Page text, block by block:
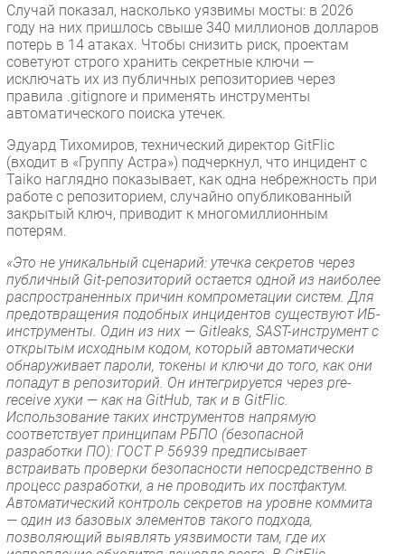
Случай показал, насколько уязвимы мосты: в 2026
году на них пришлось свыше 340 миллионов долларов
потерь в 14 атаках. Чтобы снизить риск, проектам
советуют строго хранить секретные ключи —
исключать их из публичных репозиториев через
правила .gitignore и применять инструменты
автоматического поиска утечек.
Эдуард Тихомиров, технический директор GitFlic
(входит в «Группу Астра») подчеркнул, что инцидент с
Taiko наглядно показывает, как одна небрежность при
работе с репозиторием, случайно опубликованный
закрытый ключ, приводит к многомиллионным
потерям.
«Это не уникальный сценарий: утечка секретов через
публичный Git-репозиторий остается одной из наиболее
распространенных причин компрометации систем. Для
предотвращения подобных инцидентов существуют ИБ-
инструменты. Один из них — Gitleaks, SAST-инструмент с
открытым исходным кодом, который автоматически
обнаруживает пароли, токены и ключи до того, как они
попадут в репозиторий. Он интегрируется через pre-
receive хуки — как на GitHub, так и в GitFlic.
Использование таких инструментов напрямую
соответствует принципам РБПО (безопасной
разработки ПО): ГОСТ Р 56939 предписывает
встраивать проверки безопасности непосредственно в
процесс разработки, а не проводить их постфактум.
Автоматический контроль секретов на уровне коммита
— один из базовых элементов такого подхода,
позволяющий выявлять уязвимости там, где их